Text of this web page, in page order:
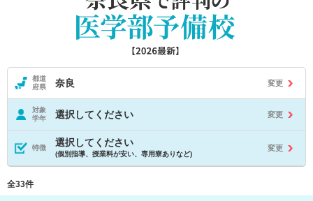
都道
府県
奈良 変更
対象
学年
選択してください 変更
特徴 選択してください
(個別指導、授業料が安い、専用寮ありなど)
変更
全33件